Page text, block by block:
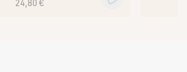
28,80 €